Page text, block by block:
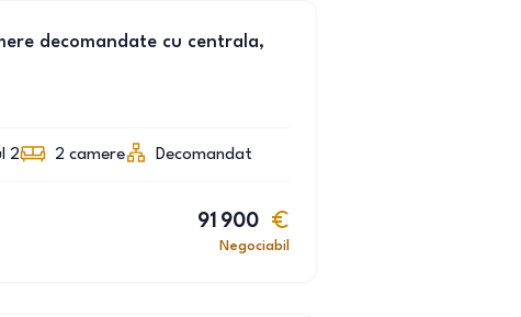
decomandate cu centrala,
2 2 camere Decomandat
91 900
Negociabil